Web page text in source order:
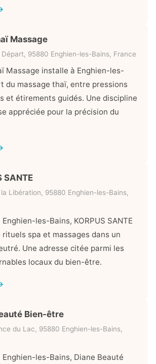
Massage
Départ, 95880 Enghien-les-Bains, France
Massage installe à Enghien-les-
du massage thaï, entre pressions
et étirements guidés. Une discipline
appréciée pour la précision du
SANTE
la Libération, 95880 Enghien-les-Bains,
les-Bains, KORPUS SANTE
rituels spa et massages dans un
Une adresse citée parmi les
locaux du bien-être.
Bien-être
du Lac, 95880 Enghien-les-Bains,
Enghien-les-Bains, Diane Beauté